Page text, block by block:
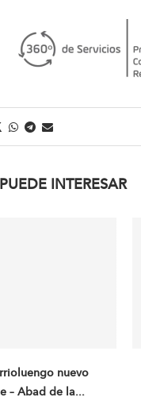
INTERESAR
nuevo
– Abad de la...